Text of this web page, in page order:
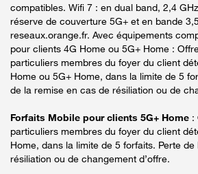
compatibles. Wifi 7 : en dual band, 2,4
réserve de couverture 5G+ et en bande
reseaux.orange.fr. Avec équipements
pour clients 4G Home ou 5G+ Home :
particuliers membres du foyer du client
Home ou 5G+ Home, dans la limite de 5
de la remise en cas de résiliation ou de
Forfaits Mobile pour clients 5G+ Home :
particuliers membres du foyer du client
Home, dans la limite de 5 forfaits. Perte
résiliation ou de changement d’offre.